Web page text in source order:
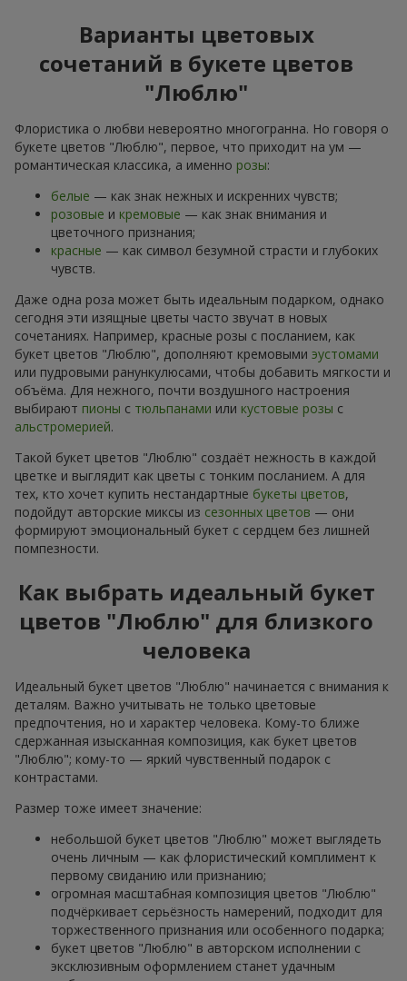
Варианты цветовых
сочетаний в букете цветов
"Люблю"
Флористика о любви невероятно многогранна. Но говоря о
букете цветов "Люблю", первое, что приходит на ум —
романтическая классика, а именно розы:
белые — как знак нежных и искренних чувств;
розовые и кремовые — как знак внимания и
цветочного признания;
красные — как символ безумной страсти и глубоких
чувств.
Даже одна роза может быть идеальным подарком, однако
сегодня эти изящные цветы часто звучат в новых
сочетаниях. Например, красные розы с посланием, как
букет цветов "Люблю", дополняют кремовыми эустомами
или пудровыми ранункулюсами, чтобы добавить мягкости и
объёма. Для нежного, почти воздушного настроения
выбирают пионы с тюльпанами или кустовые розы с
альстромерией.
Такой букет цветов "Люблю" создаёт нежность в каждой
цветке и выглядит как цветы с тонким посланием. А для
тех, кто хочет купить нестандартные букеты цветов,
подойдут авторские миксы из сезонных цветов — они
формируют эмоциональный букет с сердцем без лишней
помпезности.
Как выбрать идеальный букет
цветов "Люблю" для близкого
человека
Идеальный букет цветов "Люблю" начинается с внимания к
деталям. Важно учитывать не только цветовые
предпочтения, но и характер человека. Кому-то ближе
сдержанная изысканная композиция, как букет цветов
"Люблю"; кому-то — яркий чувственный подарок с
контрастами.
Размер тоже имеет значение:
небольшой букет цветов "Люблю" может выглядеть
очень личным — как флористический комплимент к
первому свиданию или признанию;
огромная масштабная композиция цветов "Люблю"
подчёркивает серьёзность намерений, подходит для
торжественного признания или особенного подарка;
букет цветов "Люблю" в авторском исполнении с
эксклюзивным оформлением станет удачным